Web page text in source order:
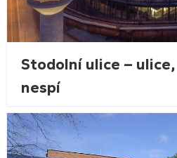
Stodolní ulice –
nespí